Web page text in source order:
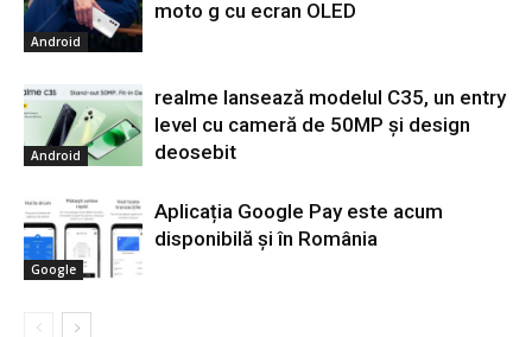
Android
moto g cu ecran OLED
Android
realme lansează modelul C35, un entry
level cu cameră de 50MP și design
deosebit
Google
Aplicația Google Pay este acum
disponibilă și în România